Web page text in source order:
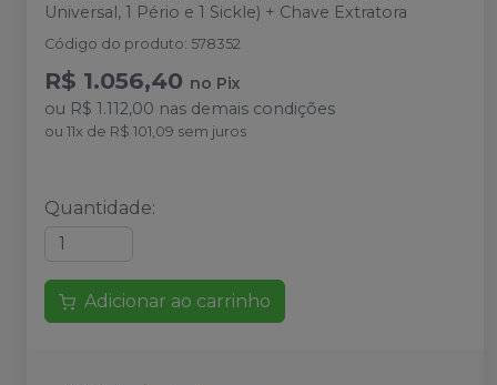
Universal, 1 Pério e 1 Sickle) + Chave Extratora
Código do produto: 578352
R$ 1.056,40 no Pix
ou R$ 1.112,00 nas demais condições
ou 11x de R$ 101,09 sem juros
Quantidade:
Adicionar ao carrinho